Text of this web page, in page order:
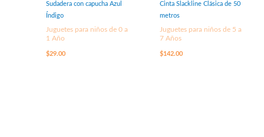
Sudadera con capucha Azul
Índigo
Juguetes para niños de 0 a
1 Año
$29.00
Cinta Slackline Clásica de 50
metros
Juguetes para niños de 5 a
7 Años
$142.00